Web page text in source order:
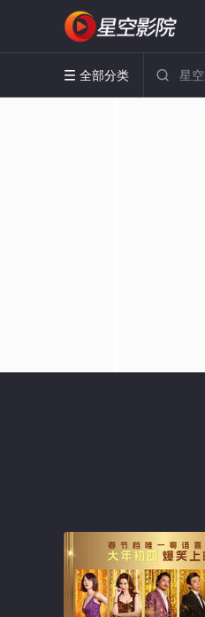
 全部分类 